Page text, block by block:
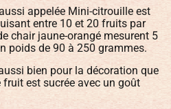
appelée Mini-citrouille est
entre 10 et 20 fruits par
chair jaune-orangé mesurent 5
poids de 90 à 250 grammes.
bien pour la décoration que
est sucrée avec un goût